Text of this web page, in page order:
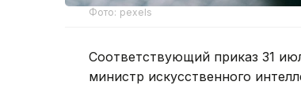
Фото: pexels
Соответствующий приказ 31
министр искусственного